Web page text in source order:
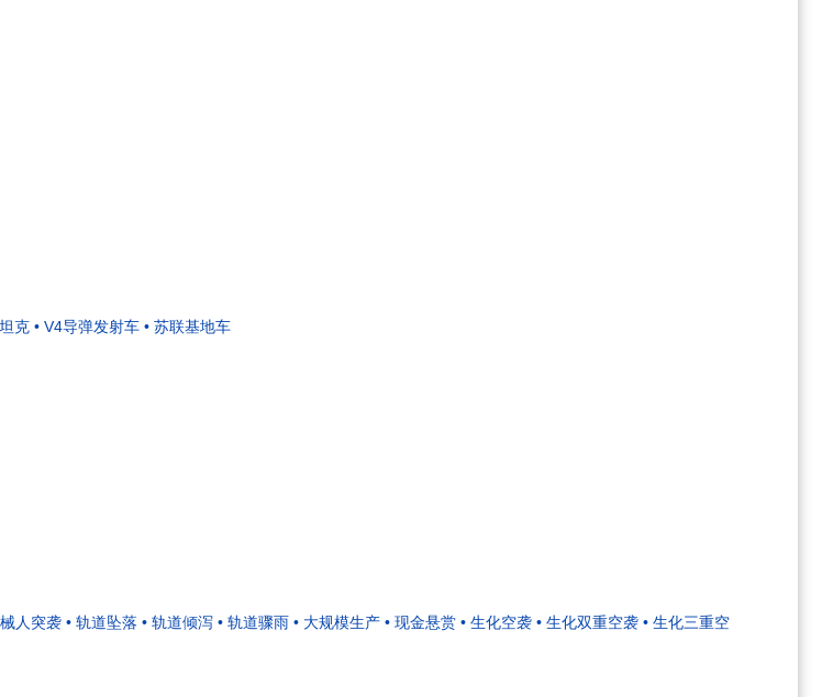
克 • V4导弹发射车 • 苏联基地车
人突袭 • 轨道坠落 • 轨道倾泻 • 轨道骤雨 • 大规模生产 • 现金悬赏 • 生化空袭 • 生化双重空袭 • 生化三重空